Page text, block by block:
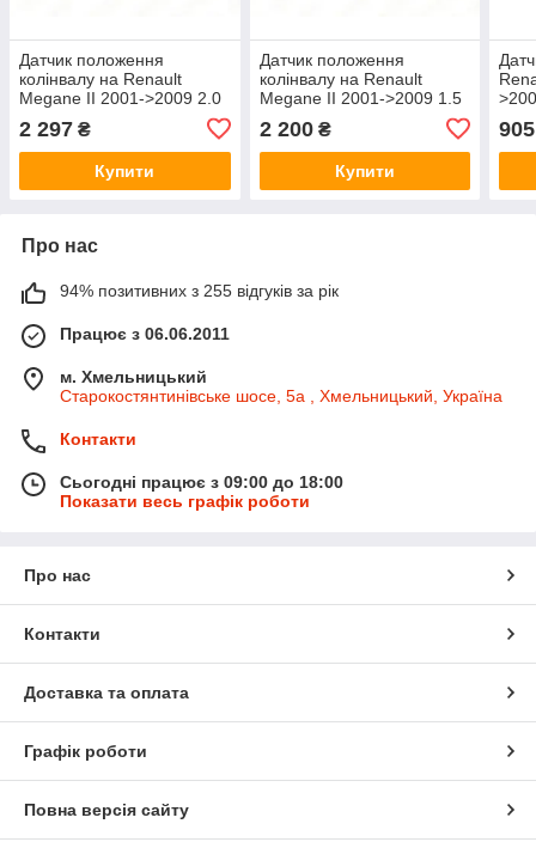
Датчик положення
колінвалу на Renault
Megane II 2001->2009 2.0
dCi — Nissan (Оригінал) -
23731-00Q0D
2 297 ₴
Купити
Датчик положення
колінвалу на Renault
Megane II 2001->2009 1.5
dCi — Nissan (Оригінал) -
23750-00Q0B
2 200₴
Купити
905
Про нас
94% позитивних з 255 відгуків за рік
Працює з 06.06.2011
м. Хмельницький
Старокостянтинівське шосе, 5а , Хмельницький, Україна
Контакти
Сьогодні працює з 09:00 до 18:00
Показати весь графік роботи
Про нас
Контакти
Доставка та оплата
Графік роботи
Повна версія сайту